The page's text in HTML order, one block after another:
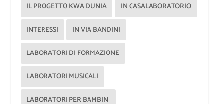
IL PROGETTO KWA DUNIA IN CASALABORATORIO
INTERESSI IN VIA BANDINI
LABORATORI DI FORMAZIONE
LABORATORI MUSICALI
LABORATORI PER BAMBINI